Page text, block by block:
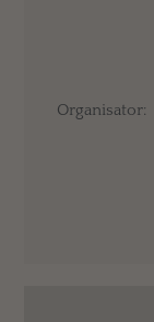
Organisator: